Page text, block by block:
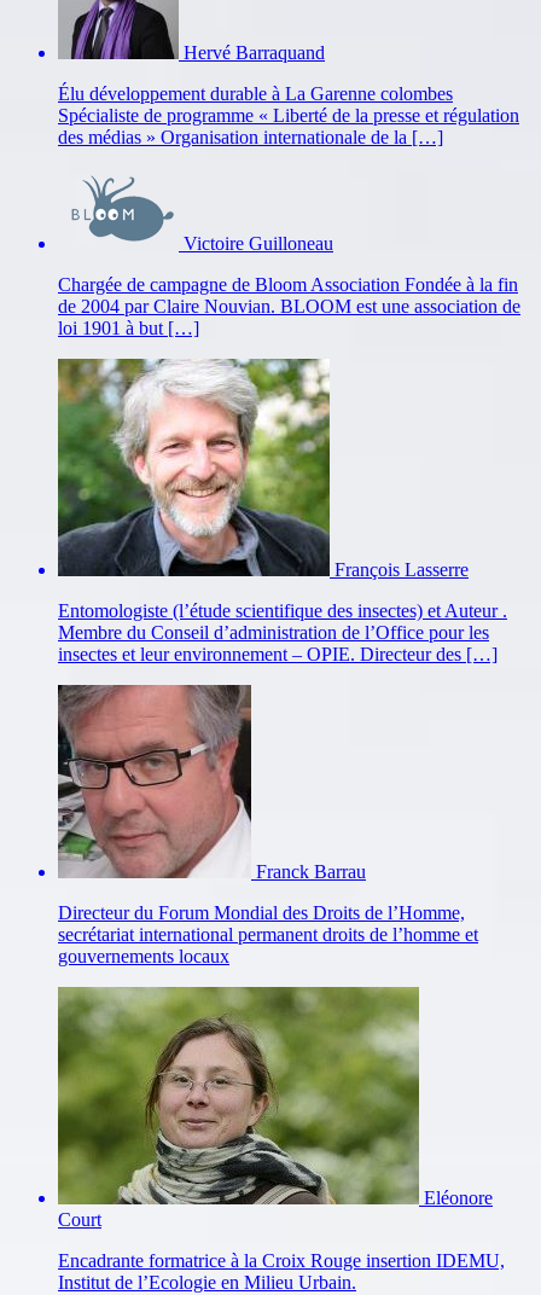
Hervé Barraquand
Élu développement durable à La Garenne colombes
Spécialiste de programme « Liberté de la presse et régulation
des médias » Organisation internationale de la […]
Victoire Guilloneau
Chargée de campagne de Bloom Association Fondée à la fin
de 2004 par Claire Nouvian. BLOOM est une association de
loi 1901 à but […]
François Lasserre
Entomologiste (l’étude scientifique des insectes) et Auteur .
Membre du Conseil d’administration de l’Office pour les
insectes et leur environnement – OPIE. Directeur des […]
Franck Barrau
Directeur du Forum Mondial des Droits de l’Homme,
secrétariat international permanent droits de l’homme et
gouvernements locaux
Eléonore
Court
Encadrante formatrice à la Croix Rouge insertion IDEMU,
Institut de l’Ecologie en Milieu Urbain.